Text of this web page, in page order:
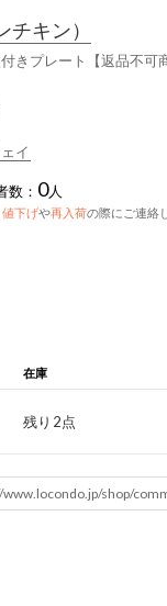
チキン）
きプレート【返品不可
イ
数： 0人
値下げや再入荷の際にご連絡
在庫
残り2点